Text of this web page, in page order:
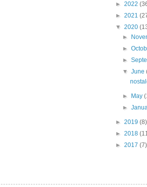
► 2022
► 2021
▼ 2020
►
►
►
▼June
► May
►
► 2019 (8)
► 2018
► 2017 (7)